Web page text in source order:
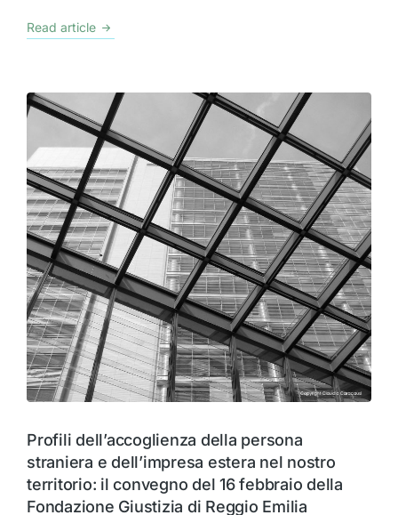
Read article
Profili dell’accoglienza della persona
straniera e dell’impresa estera nel nostro
territorio: il convegno del 16 febbraio della
Fondazione Giustizia di Reggio Emilia